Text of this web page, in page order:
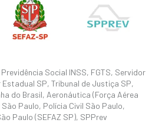
Social INSS, FGTS, Servidor
SP, Tribunal de Justiça SP,
do Brasil, Aeronáutica (Força Aérea
Paulo, Polícia Civil São Paulo,
Paulo (SEFAZ SP), SPPrev